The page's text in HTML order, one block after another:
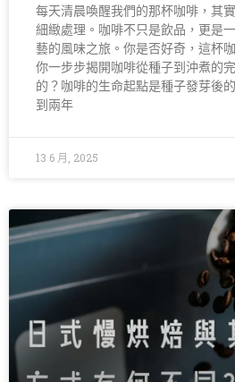
每天清晨喚醒我們的那杯咖啡，其
細緻處理。咖啡不只是飲品，更是
藝的風味之旅。你是否好奇，這杯
你一步步揭開咖啡從種子到沖煮的
的？咖啡的生命起點是種子發芽後
到兩年
13 6 月, 2025